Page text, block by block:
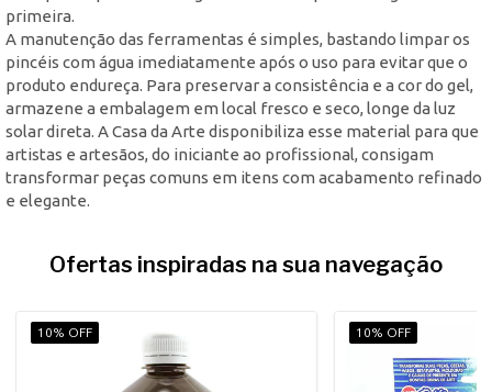
primeira.
A manutenção das ferramentas é simples, bastando limpar os
pincéis com água imediatamente após o uso para evitar que o
produto endureça. Para preservar a consistência e a cor do gel,
armazene a embalagem em local fresco e seco, longe da luz
solar direta. A Casa da Arte disponibiliza esse material para que
artistas e artesãos, do iniciante ao profissional, consigam
transformar peças comuns em itens com acabamento refinado
e elegante.
Ofertas inspiradas na sua navegação
10% OFF 10% OFF